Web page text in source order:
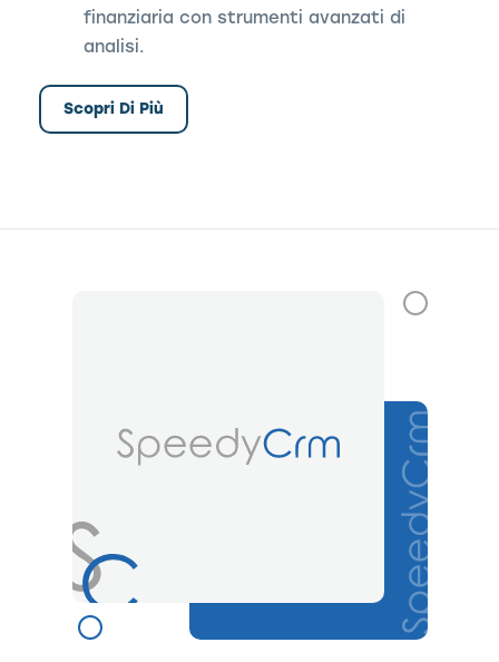
finanziaria con strumenti avanzati di
analisi.
Scopri Di Più